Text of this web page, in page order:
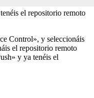
el repositorio remoto
Control», y seleccionáis
el repositorio remoto
y ya tenéis el